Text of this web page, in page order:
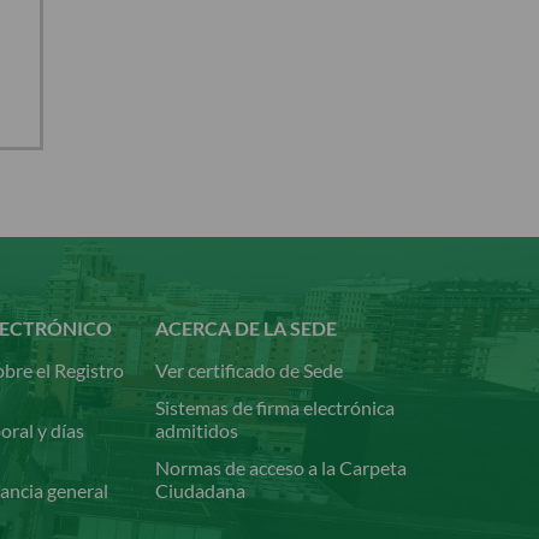
el Registro
y días
general
ACERCA DE LA SEDE
Ver certificado de Sede
Sistemas de firma electrónica
admitidos
Normas de acceso a la Carpeta
Ciudadana